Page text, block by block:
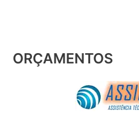
ORÇAMENTOS